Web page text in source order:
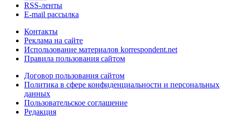
RSS-ленты
E-mail рассылка
Контакты
Реклама на сайте
Использование материалов korrespondent.net
Правила пользования сайтом
Договор пользования сайтом
Политика в сфере конфиденциальности и персональных
данных
Пользовательское соглашение
Редакция